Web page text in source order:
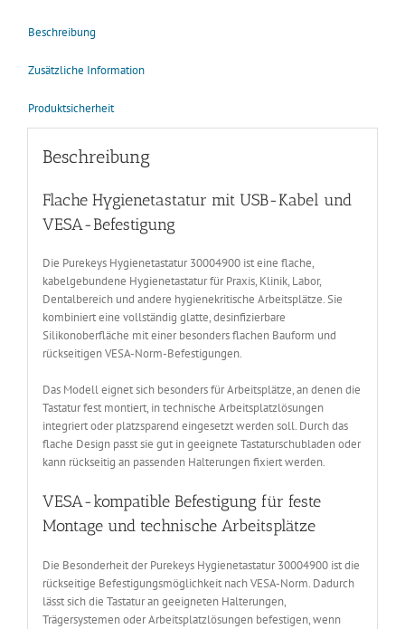
Beschreibung
Zusätzliche Information
Produktsicherheit
Beschreibung
Flache Hygienetastatur mit USB-Kabel und
VESA-Befestigung
Die Purekeys Hygienetastatur 30004900 ist eine flache,
kabelgebundene Hygienetastatur für Praxis, Klinik, Labor,
Dentalbereich und andere hygienekritische Arbeitsplätze. Sie
kombiniert eine vollständig glatte, desinfizierbare
Silikonoberfläche mit einer besonders flachen Bauform und
rückseitigen VESA-Norm-Befestigungen.
Das Modell eignet sich besonders für Arbeitsplätze, an denen die
Tastatur fest montiert, in technische Arbeitsplatzlösungen
integriert oder platzsparend eingesetzt werden soll. Durch das
flache Design passt sie gut in geeignete Tastaturschubladen oder
kann rückseitig an passenden Halterungen fixiert werden.
VESA-kompatible Befestigung für feste
Montage und technische Arbeitsplätze
Die Besonderheit der Purekeys Hygienetastatur 30004900 ist die
rückseitige Befestigungsmöglichkeit nach VESA-Norm. Dadurch
lässt sich die Tastatur an geeigneten Halterungen,
Trägersystemen oder Arbeitsplatzlösungen befestigen, wenn